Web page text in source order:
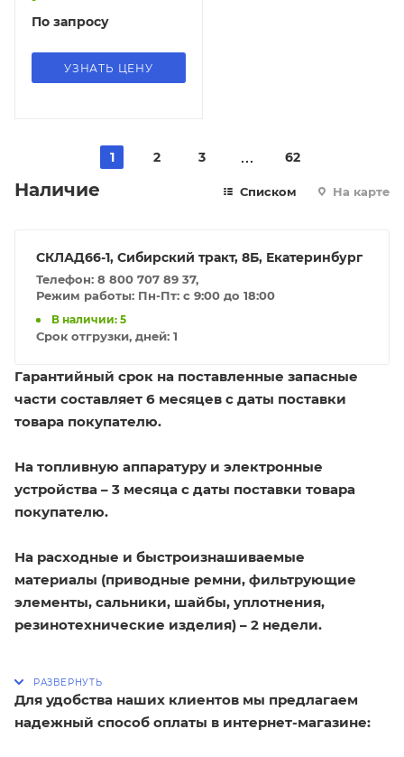
По запросу
УЗНАТЬ ЦЕНУ
1 2 3 62
Наличие Списком На карте
СКЛАД66-1, Сибирский тракт, 8Б, Екатеринбург
Телефон: 8 800 707 89 37,
Режим работы: Пн-Пт: с 9:00 до 18:00
В наличии: 5
Срок отгрузки, дней: 1
Гарантийный срок на поставленные запасные
части составляет 6 месяцев с даты поставки
товара покупателю.
На топливную аппаратуру и электронные
устройства – 3 месяца с даты поставки товара
покупателю.
На расходные и быстроизнашиваемые
материалы (приводные ремни, фильтрующие
элементы, сальники, шайбы, уплотнения,
резинотехнические изделия) – 2 недели.
Для удобства наших клиентов мы предлагаем
надежный способ оплаты в интернет-магазине: